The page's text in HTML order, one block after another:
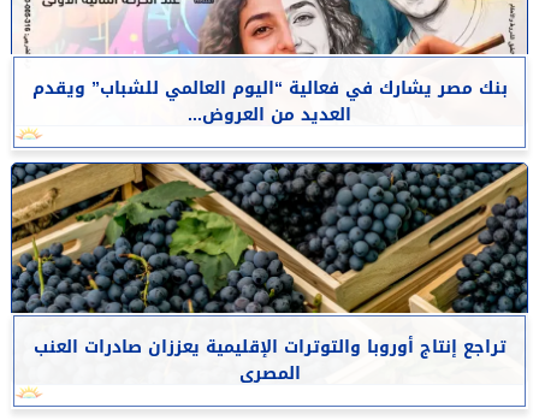
بنك مصر يشارك في فعالية “اليوم العالمي للشباب” ويقدم
العديد من العروض...
تراجع إنتاج أوروبا والتوترات الإقليمية يعززان صادرات العنب
المصرى